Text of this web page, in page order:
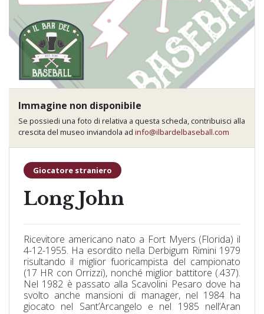
Giocatore straniero
Long John
Ricevitore americano nato a Fort Myers (Florida) il
4-12-1955. Ha esordito nella Derbigum Rimini 1979
risultando il miglior fuoricampista del campionato
(17 HR con Orrizzi), nonché miglior battitore (.437).
Nel 1982 è passato alla Scavolini Pesaro dove ha
svolto anche mansioni di manager, nel 1984 ha
giocato nel Sant’Arcangelo e nel 1985 nell’Aran
Immagine non disponibile
Se possiedi una foto di relativa a questa scheda, contribuisci alla
crescita del museo inviandola ad info@ilbardelbaseball.com